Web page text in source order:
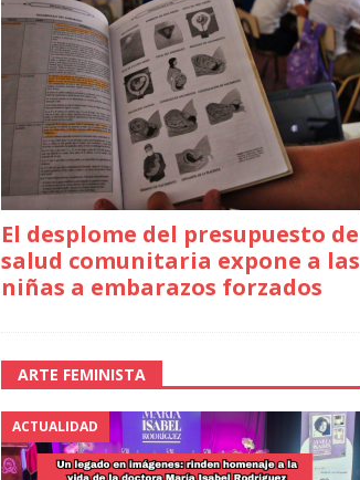
El desplome del presupuesto de
salud comunitaria expone a las
niñas a embarazos forzados
ARTE FEMINISTA
ACTUALIDAD